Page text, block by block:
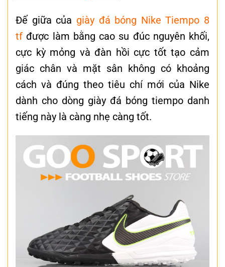
Đế giữa của giày đá bóng Nike Tiempo 8
tf được làm bằng cao su đúc nguyên khối,
cực kỳ mỏng và đàn hồi cực tốt tạo cảm
giác chân và mặt sân không có khoảng
cách và đúng theo tiêu chí mới của Nike
dành cho dòng giày đá bóng tiempo danh
tiếng này là càng nhẹ càng tốt.